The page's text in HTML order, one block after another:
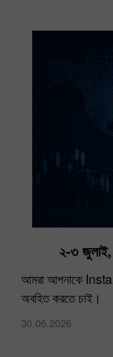
ইন্সটাফরেক্স আয়োজিত
08.02.2023
২-৩ জুলাই,
আমরা আপনাকে
অবহিত করতে চাই।
30.06.2026